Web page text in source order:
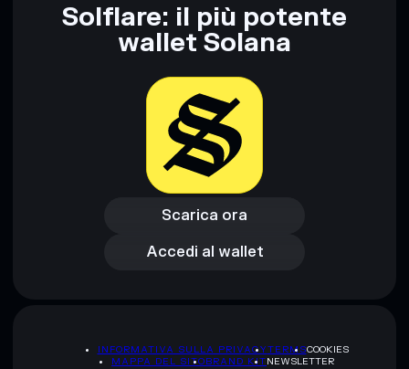
Solflare: il più potente
wallet Solana
Scarica ora
Scarica ora
Accedi al wallet
Accedi al wallet
INFORMATIVA SULLA PRIVACYTERMSCOOKIES
MAPPA DEL SITOBRAND KITNEWSLETTER